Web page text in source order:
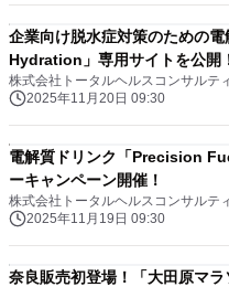
企業向け脱水症対策のための
Hydration」専用サイトを公開
株式会社トータルヘルスコンサルテ
2025年11月20日 09:30
電解質ドリンク「Precision
ーキャンペーン開催！
株式会社トータルヘルスコンサルテ
2025年11月19日 09:30
奈良販売初登場！「大田原マ